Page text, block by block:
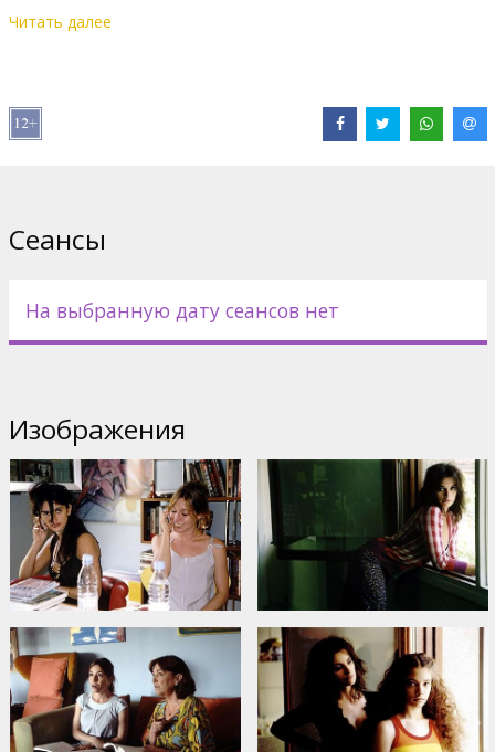
Cast: Penélope Cruz, Carmen Maura, Lola Duenas, Blanca Portillo,
In Spanish with subtitles in Latvian and Russian.
Читать далее
Сеансы
На выбранную дату сеансов нет
Изображения